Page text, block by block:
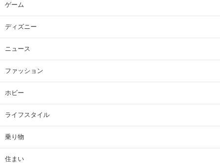
ゲーム
ディズニー
ニュース
ファッション
ホビー
ライフスタイル
乗り物
住まい